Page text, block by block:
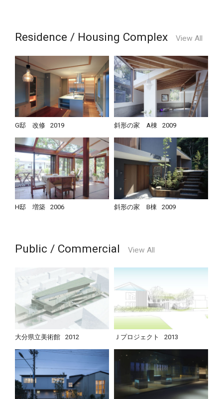
Residence / Housing Complex View All
G邸 改修 2019 斜形の家 A棟 2009
H邸 増築 2006 斜形の家 B棟 2009
Public / Commercial View All
大分県立美術館 2012 Ｊプロジェクト 2013